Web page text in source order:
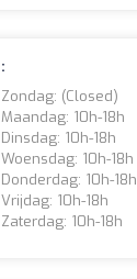
:
Zondag: (closed)
Maandag: 10h-18h
Dinsdag: 10h-18h
Woensdag: 10h-18h
Donderdag: 10h-18h
Vrijdag: 10h-18h
Zaterdag: 10h-18h